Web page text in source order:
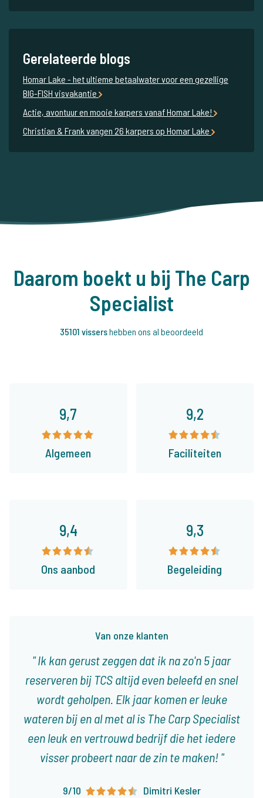
Gerelateerde blogs
Homar Lake - het ultieme betaalwater voor een gezellige
BIG-FISH visvakantie
Actie, avontuur en mooie karpers vanaf Homar Lake!
Christian & Frank vangen 26 karpers op Homar Lake
Daarom boekt u bij The Carp
Specialist
35101 vissershebben ons al beoordeeld
9,7
Algemeen
9,2
Faciliteiten
Van onze klanten
Ik kan gerust zeggen dat ik na zo'n 5 jaar
reserveren bij TCS altijd even beleefd en snel
wordt geholpen. Elk jaar komen er leuke
wateren bij en al met al is The Carp Specialist
een leuk en vertrouwd bedrijf die het iedere
visser probeert naar de zin te maken!
9/10 Dimitri Kesler
9,4
Ons aanbod
9,3
Begeleiding